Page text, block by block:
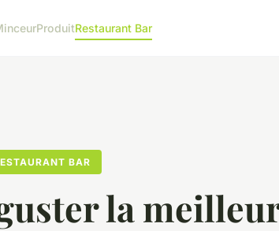
ProduitRestaurant Bar
BAR
la